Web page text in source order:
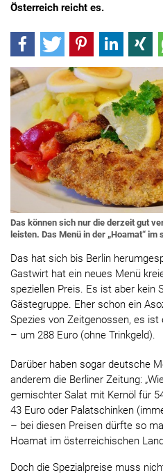
Österreich reicht es.
Das können sich nur die derzeit gut
leisten. Das Menü in der „Hoamat“
Das hat sich bis Berlin
Gastwirt hat ein neues Menü
speziellen Preis. Es ist aber kein
Gästegruppe. Eher schon ein
Spezies von Zeitgenossen, es
– um 288 Euro (ohne Trinkgeld).
Darüber haben sogar deutsche
anderem die Berliner Zeitung:
gemischter Salat mit Kernöl für
43 Euro oder Palatschinken
– bei diesen Preisen dürfte so
Hoamat im österreichischen
Doch die Spezialpreise muss